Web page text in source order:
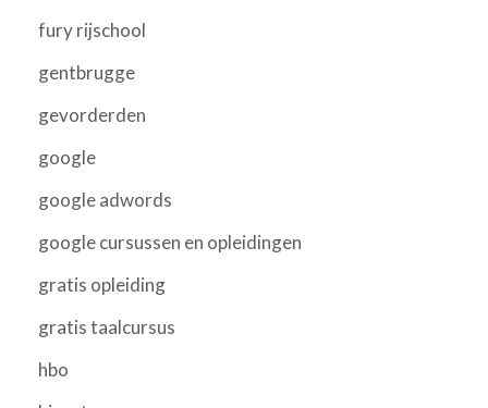
fury rijschool
gentbrugge
gevorderden
google
google adwords
google cursussen en opleidingen
gratis opleiding
gratis taalcursus
hbo